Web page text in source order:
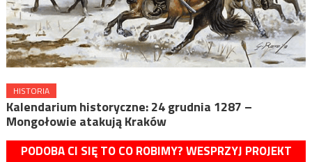
HISTORIA
Kalendarium historyczne: 24 grudnia 1287 –
Mongołowie atakują Kraków
PODOBA CI SIĘ TO CO ROBIMY? WESPRZYJ PROJEKT